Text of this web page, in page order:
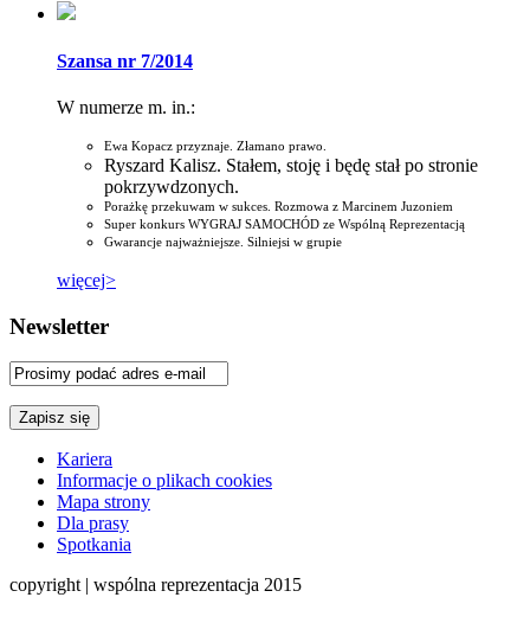
Szansa nr 7/2014
W numerze m. in.:
Ewa Kopacz przyznaje. Złamano prawo.
Ryszard Kalisz. Stałem, stoję i będę stał po stronie
pokrzywdzonych.
Porażkę przekuwam w sukces. Rozmowa z Marcinem Juzoniem
Super konkurs WYGRAJ SAMOCHÓD ze Wspólną Reprezentacją
Gwarancje najważniejsze. Silniejsi w grupie
więcej>
Newsletter
Kariera
Informacje o plikach cookies
Mapa strony
Dla prasy
Spotkania
copyright | wspólna reprezentacja 2015